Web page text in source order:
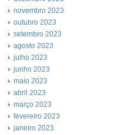
novembro 2023
outubro 2023
setembro 2023
agosto 2023
julho 2023
junho 2023
maio 2023
abril 2023
março 2023
fevereiro 2023
janeiro 2023